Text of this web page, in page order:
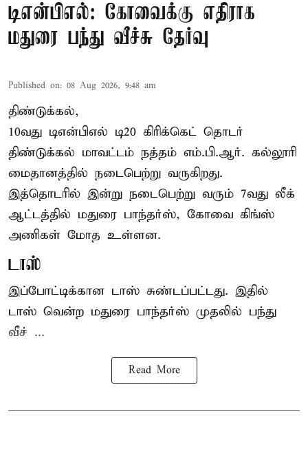
டிஎன்பிஎல்: கோவைக்கு எதிராக
மதுரை பந்து வீச்சு தேர்வு
Published on: 08 Aug 2026, 9:48 am
திண்டுக்கல்,
10வது டிஎன்பிஎல் டி20 கிரிக்கெட் தொடர்
திண்டுக்கல் மாவட்டம் நத்தம் எம்.பி.ஆர். கல்லூரி
மைதானத்தில் நடைபெற்று வருகிறது.
இத்தொடரில் இன்று நடைபெற்று வரும் 7வது லீக்
ஆட்டத்தில் மதுரை பாந்தர்ஸ், கோவை கிங்ஸ்
அணிகள் மோத உள்ளன.
டாஸ்
இப்போட்டிக்கான டாஸ் சுண்டப்பட்டது. இதில்
டாஸ் வென்ற மதுரை பாந்தர்ஸ் முதலில் பந்து
வீச் ...
Read More